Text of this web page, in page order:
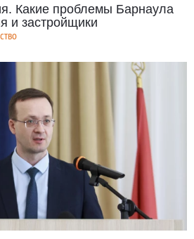
Какие проблемы Барнаула
и застройщики